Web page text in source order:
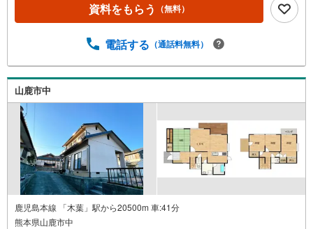
資料をもらう （無料）
電話する （通話料無料）
山鹿市中
鹿児島本線 「木葉」駅から20500m 車:41分
熊本県山鹿市中